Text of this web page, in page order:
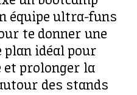
équipe ultra-funs
te donner une
plan idéal pour
prolonger la
des stands